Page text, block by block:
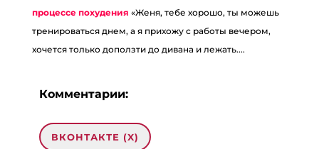
процессе похудения «Женя, тебе хорошо, ты можешь
тренироваться днем, а я прихожу с работы вечером,
хочется только доползти до дивана и лежать....
Комментарии:
ВКОНТАКТЕ (X)